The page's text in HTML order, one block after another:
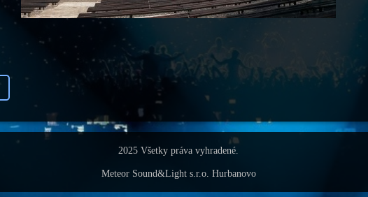
2025 Všetky práva vyhradené.
Meteor Sound&Light s.r.o. Hurbanovo